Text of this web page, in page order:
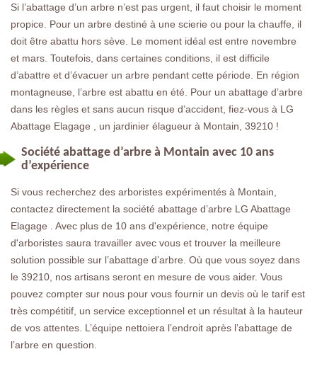
Si l’abattage d’un arbre n’est pas urgent, il faut choisir le moment
propice. Pour un arbre destiné à une scierie ou pour la chauffe, il
doit être abattu hors sève. Le moment idéal est entre novembre
et mars. Toutefois, dans certaines conditions, il est difficile
d’abattre et d’évacuer un arbre pendant cette période. En région
montagneuse, l’arbre est abattu en été. Pour un abattage d’arbre
dans les règles et sans aucun risque d’accident, fiez-vous à LG
Abattage Elagage , un jardinier élagueur à Montain, 39210 !
Société abattage d’arbre à Montain avec 10 ans
d’expérience
Si vous recherchez des arboristes expérimentés à Montain,
contactez directement la société abattage d’arbre LG Abattage
Elagage . Avec plus de 10 ans d'expérience, notre équipe
d'arboristes saura travailler avec vous et trouver la meilleure
solution possible sur l’abattage d’arbre. Où que vous soyez dans
le 39210, nos artisans seront en mesure de vous aider. Vous
pouvez compter sur nous pour vous fournir un devis où le tarif est
très compétitif, un service exceptionnel et un résultat à la hauteur
de vos attentes. L’équipe nettoiera l’endroit après l’abattage de
l’arbre en question.